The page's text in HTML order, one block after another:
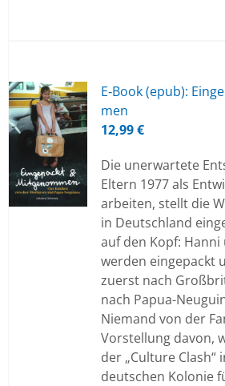
E‑Book (epub):
men
12,99€
Die unerwartete
Eltern 1977 als
arbeiten, stellt die
in Deutschland
auf den Kopf:
werden eingepackt
zuerst nach
nach Papua-
Niemand von der
Vorstellung davon,
der „Culture Clash“
deutschen Kolonie